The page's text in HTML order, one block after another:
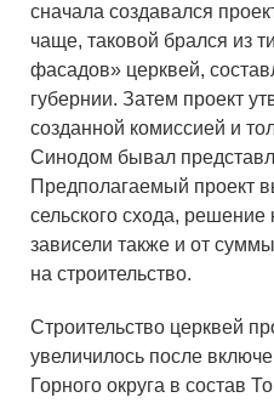
сначала создавался
чаще, таковой брался из
фасадов» церквей,
губернии. Затем проект
созданной комиссией и
Синодом бывал
Предполагаемый проект
сельского схода, решение
зависели также и от
на строительство.
Строительство церквей
увеличилось после
Горного округа в состав